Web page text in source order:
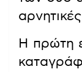
Η πρώτη